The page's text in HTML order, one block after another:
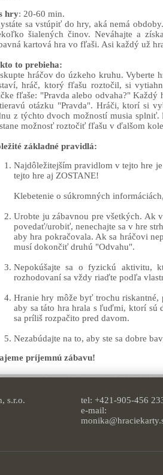
hry: 20-60 min.
sa vstúpiť do hry, aká nemá
šialených činov. Neváhajte a
kartová hra vo fľaši. Asi každý už
to prebieha:
hráčov do úzkeho kruhu. Vyberte
hráč, ktorý fľašu roztočil, si
fľaše: "Pravda alebo odvaha?"
otázku "Pravda". Hráči, ktorí si
z týchto dvoch možností musia
možnosť roztočiť fľašu v ďalšom
základné pravidlá:
Najdôležitejším pravidlom v tejto hre
tejto hre aj ZOSTANE!
Klebetenie o súkromných
Urobte ju zábavnou pre všetkých. Ak
povedať/urobiť, nenechajte sa v hre
aby hra pokračovala. Ak sa hráčovi
musí dokončiť druhú "Odvahu".
Nepokúšajte sa o fyzickú aktivitu,
rozhodovaní sa vždy riaďte podľa
Hranie hry môže byť trochu
aby sa táto hra hrala s ľuďmi, ktorí sú
sa príliš rozpačito pred davom.
Nezabúdajte na to, aby ste sa dobre
príjemnú zábavu!
s.r.o.
tel: +421-905-456
e-mail: